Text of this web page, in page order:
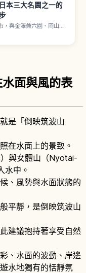
本三大名園之一的
與金澤兼六園、岡山後
」之一。1842年（天保13
川齊昭開園，「偕樂」一
面與風的表
是「倒映筑波山
在水面上的景致。
與女體山（Nyotai-
水中。
、風勢與水面狀態的
平靜，是倒映筑波山
建議抱持著享受自然
、水面的波動、岸邊
水地獨有的恬靜氛